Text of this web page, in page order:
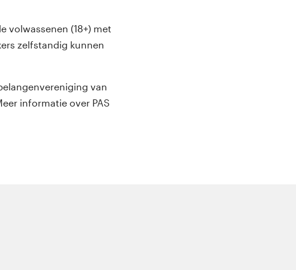
volwassenen (18+) met
zelfstandig kunnen
van
informatie over PAS